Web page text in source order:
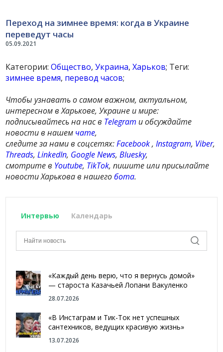
05.09.2021
Переход на зимнее время: когда в Украине
переведут часы
Категории:Общество,Украина,Харьков; Теги:
зимнее время, перевод часов;
Чтобы узнавать о самом важном, актуальном,
интересном в Харькове, Украине и мире:
подписывайтесь на нас в Telegram и обсуждайте
новости в нашем чате,
следите за нами в соцсетях:Facebook,Instagram, Viber,
Threads,LinkedIn, Google News,Bluesky,
смотрите в Youtube, TikTok, пишите или присылайте
новости Харькова в нашегобота.
Интервью Календарь
«Каждый день верю, что я вернусь домой»
— староста Казачьей Лопани Вакуленко
28.07.2026
«В Инстаграм и Тик-Ток нет успешных
сантехников, ведущих красивую жизнь»
13.07.2026